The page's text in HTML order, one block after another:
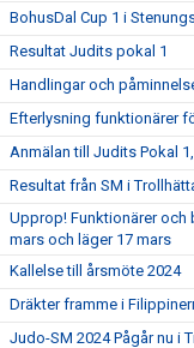
BohusDal Cup 1 i
Resultat Judits pokal 1
Handlingar och
Efterlysning funktionärer
Anmälan till Judits Pokal
Resultat från SM i
Upprop! Funktionärer och
mars och läger 17 mars
Kallelse till årsmöte 2024
Dräkter framme i
Judo-SM 2024 Pågår nu i